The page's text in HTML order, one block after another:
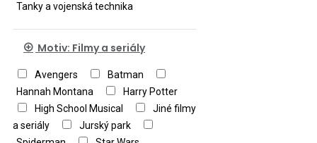
Tanky a vojenská technika
Motiv: Filmy a seriály
Avengers
Batman
Hannah Montana
Harry Potter
High School Musical
Jiné filmy
a seriály
Jurský park